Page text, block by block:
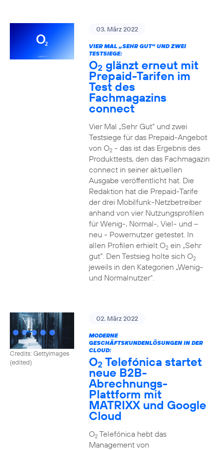
03. März 2022
VIER MAL „SEHR GUT“ UND ZWEI
TESTSIEGE:
O2 glänzt erneut mit
Prepaid-Tarifen im
Test des
Fachmagazins
connect
Vier Mal „Sehr Gut“ und zwei
Testsiege für das Prepaid-Angebot
von O2- das ist das Ergebnis des
Produkttests, den das Fachmagazin
connect in seiner aktuellen
Ausgabe veröffentlicht hat. Die
Redaktion hat die Prepaid-Tarife
der drei Mobilfunk-Netzbetreiber
anhand von vier Nutzungsprofilen
für Wenig-, Normal-, Viel- und –
neu - Powernutzer getestet. In
allen Profilen erhielt O2ein „Sehr
gut“. Den Testsieg holte sich O2
jeweils in den Kategorien „Wenig-
und Normalnutzer“.
Credits: Gettyimages
(edited)
02. März 2022
MODERNE
GESCHÄFTSKUNDENLÖSUNGEN IN DER
CLOUD:
O2 Telefónica startet
neue B2B-
Abrechnungs-
Plattform mit
MATRIXX und Google
Cloud
O2Telefónica hebt das
Management von